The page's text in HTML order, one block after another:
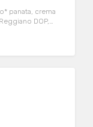
panata, crema
DOP,